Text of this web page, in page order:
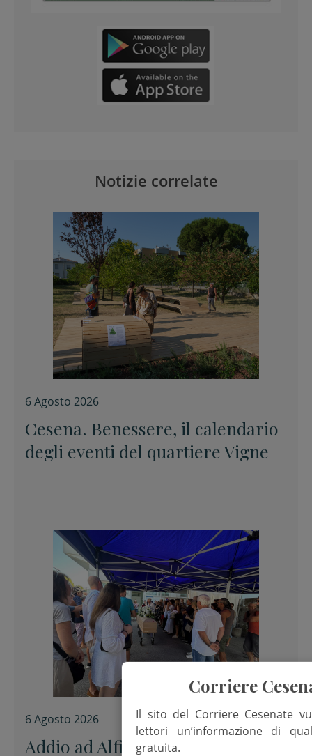
Notizie correlate
6 Agosto 2026
Cesena. Benessere, il calendario
degli eventi del quartiere Vigne
6 Agosto 2026
Addio ad Alfiero “uno di noi”
Corriere
Il sito del Corriere Cesenate
lettori un’informazione di
gratuita.